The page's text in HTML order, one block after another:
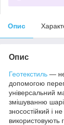
Опис
Опис
Геотекстиль —
допомогою
універсальний
змішуванню
зносостійкий і
використовують